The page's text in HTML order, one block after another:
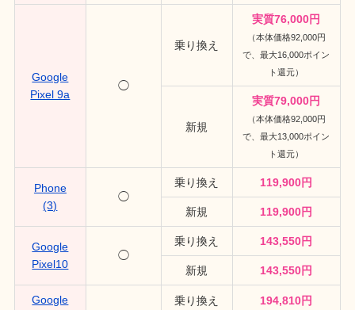
Google
Pixel 9a
◯
乗り換え
実質76,000円
（本体価格92,000円
で、最大16,000ポイン
ト還元）
新規
実質79,000円
（本体価格92,000円
で、最大13,000ポイン
ト還元）
Phone
(3)
◯
乗り換え 119,900円
新規 119,900円
Google
Pixel10
◯
乗り換え 143,550円
新規 143,550円
Google 乗り換え 194,810円